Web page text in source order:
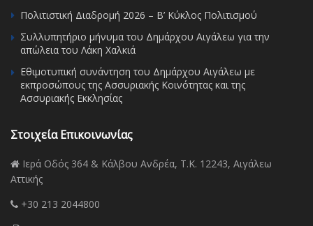
Πολιτιστική Διαδρομή 2026 – Β’ Κύκλος Πολιτισμού
Συλλυπητήριο μήνυμα του Δημάρχου Αιγάλεω για την
απώλεια του Λάκη Χαλκιά
Εθιμοτυπική συνάντηση του Δημάρχου Αιγάλεω με
εκπροσώπους της Ασσυριακής Κοινότητας και της
Ασσυριακής Εκκλησίας
Στοιχεία Επικοινωνίας
Ιερά Οδός 364 & Κάλβου Ανδρέα, Τ.Κ. 12243, Αιγάλεω
Αττικής
+30 213 2044800